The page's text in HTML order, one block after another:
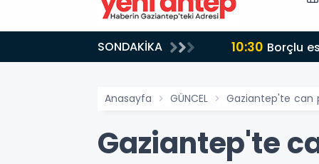
SONDAKİKA 10:30 Borçlu
Anasayfa GÜNCEL Gaziantep'te can
Gaziantep'te